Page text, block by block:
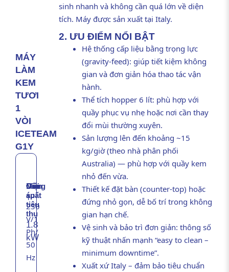
MÁY
LÀM
KEM
TƯƠI
1
VÒI
ICETEAM
G1Y
Điện
áp
230
V/1
Ph/
50
Hz
Công
suất
tiêu
thụ
1.8
kW
Mùi
1
sinh nhanh và không cần quá lớn về diện
tích. Máy được sản xuất tại Italy.
2. ƯU ĐIỂM NỔI BẬT
Hệ thống cấp liệu bằng trọng lực
(gravity-feed): giúp tiết kiệm không
gian và đơn giản hóa thao tác vận
hành.
Thể tích hopper 6 lít: phù hợp với
quầy phục vụ nhẹ hoặc nơi cần thay
đổi mùi thường xuyên.
Sản lượng lên đến khoảng ~15
kg/giờ (theo nhà phân phối
Australia) — phù hợp với quầy kem
nhỏ đến vừa.
Thiết kế đặt bàn (counter-top) hoặc
đứng nhỏ gọn, dễ bố trí trong không
gian hạn chế.
Vệ sinh và bảo trì đơn giản: thông số
kỹ thuật nhấn mạnh “easy to clean –
minimum downtime”.
Xuất xứ Italy – đảm bảo tiêu chuẩn